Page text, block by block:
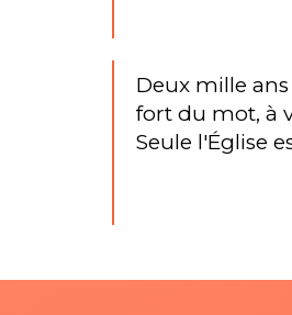
Deux mille
fort du mot, à
Seule l'Église